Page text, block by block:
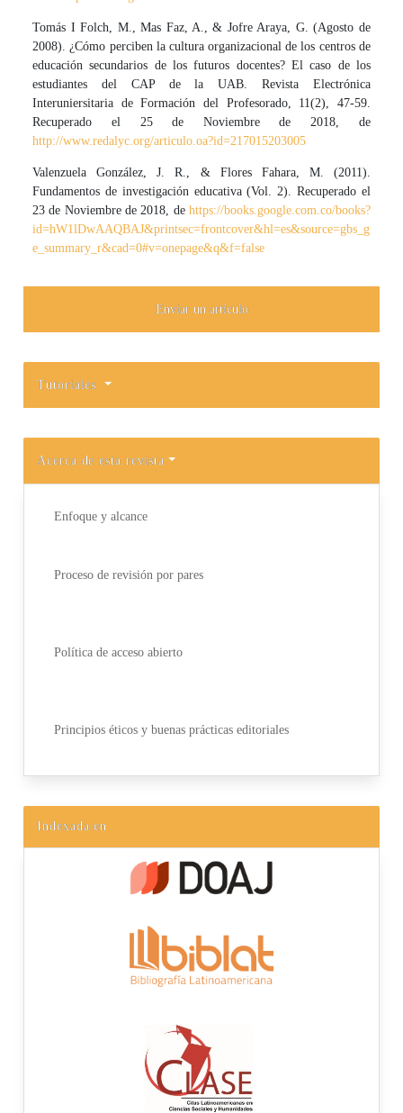
Tomás I Folch, M., Mas Faz, A., & Jofre Araya, G. (Agosto de
2008). ¿Cómo perciben la cultura organizacional de los centros de
educación secundarios de los futuros docentes? El caso de los
estudiantes del CAP de la UAB. Revista Electrónica
Interuniersitaria de Formación del Profesorado, 11(2), 47-59.
Recuperado el 25 de Noviembre de 2018, de
http://www.redalyc.org/articulo.oa?id=217015203005
Valenzuela González, J. R., & Flores Fahara, M. (2011).
Fundamentos de investigación educativa (Vol. 2). Recuperado el
23 de Noviembre de 2018, de https://books.google.com.co/books?
id=hW1lDwAAQBAJ&printsec=frontcover&hl=es&source=gbs_g
e_summary_r&cad=0#v=onepage&q&f=false
Enviar un artículo
Tutoriales
Acerca de esta revista
Enfoque y alcance
Proceso de revisión por pares
Política de acceso abierto
Principios éticos y buenas prácticas editoriales
Indexada en